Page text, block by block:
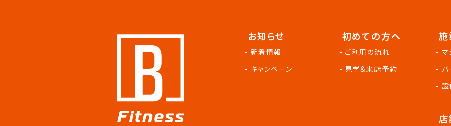
お知らせ
- 新着情報
- キャンペーン
初めての方へ
- ご利用の流れ
- 見学&来店予約
- マ
- バ
- 設